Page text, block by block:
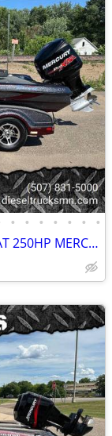
• • • • • • •
2016 TRITON 20 TRX ELITE FISHING BOAT 250HP MERC PRO XS DUAL CONSOLE